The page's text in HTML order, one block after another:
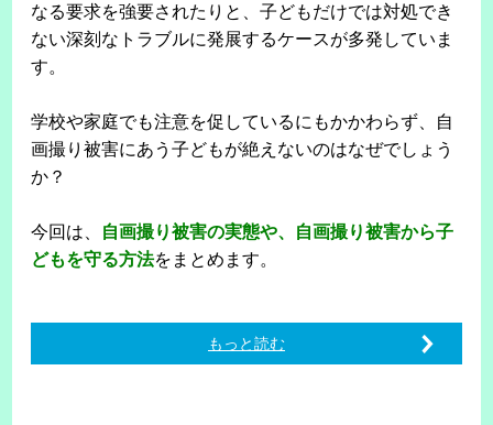
なる要求を強要されたりと、子どもだけでは対処でき
ない深刻なトラブルに発展するケースが多発していま
す。
学校や家庭でも注意を促しているにもかかわらず、自
画撮り被害にあう子どもが絶えないのはなぜでしょう
か？
今回は、
自画撮り被害の実態や、自画撮り被害から子
どもを守る方法をまとめます。
もっと読む